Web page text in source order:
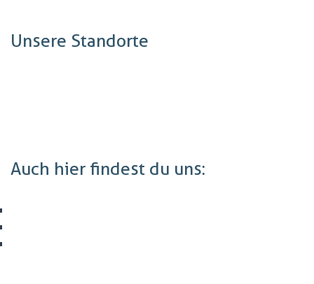
Unsere Standorte
Auch hier findest du uns: